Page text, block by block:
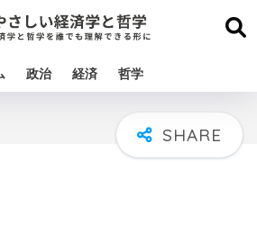
政治 経済 哲学